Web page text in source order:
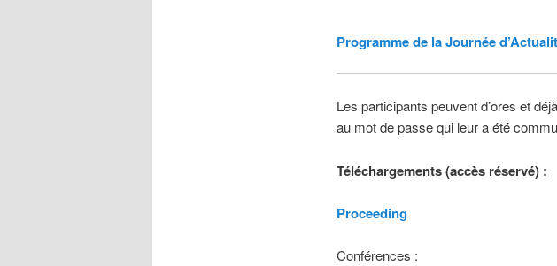
Programme de la Journée
Les participants peuvent d’ores et
au mot de passe qui leur a été
Téléchargements (accès réservé) :
Proceeding
Conférences :